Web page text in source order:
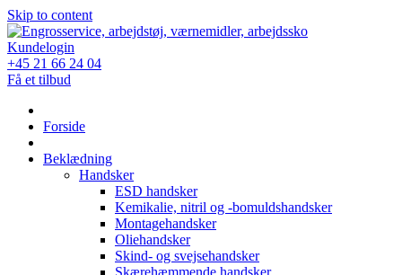
Skip to content
Kundelogin
+45 21 66 24 04
Få et tilbud
Forside
Beklædning
Handsker
ESD handsker
Kemikalie, nitril og -bomuldshandsker
Montagehandsker
Oliehandsker
Skind- og svejsehandsker
Skærehæmmende handsker